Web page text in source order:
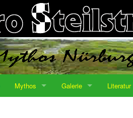
Mythos Galerie Literatur